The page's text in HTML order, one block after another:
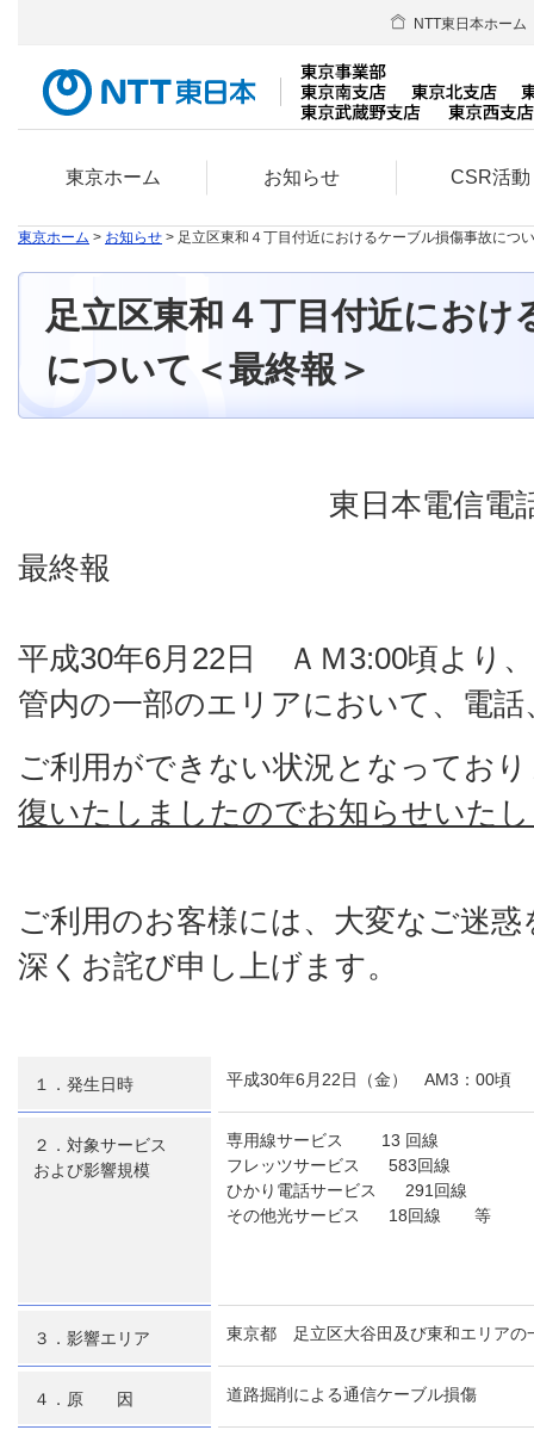
東京ホーム お知らせ CSR活動
NTT東日本ホーム
東京ホーム > お知らせ > 足立区東和４丁目付近におけるケーブル損傷事故につ
足立区東和４丁目付近におけ
について＜最終報＞
東日本電信
最終報
平成30年6月22日 ＡＭ3:00頃より
管内の一部のエリアにおいて、電
ご利用ができない状況となってお
復いたしましたのでお知らせいた
ご利用のお客様には、大変なご迷
深くお詫び申し上げます。
１．発生日時 平成30年6月22日（金） AM3：00頃
２．対象サービス
および影響規模
専用線サービス 13 回線
フレッツサービス 583回線
ひかり電話サービス 291回線
その他光サービス 18回線 等
３．影響エリア 東京都 足立区大谷田及び東和エリアの
４．原 因 道路掘削による通信ケーブル損傷